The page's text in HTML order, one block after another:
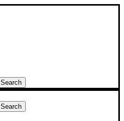
Search
Search